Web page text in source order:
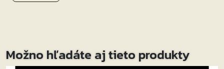
uzamknutím
(zámky sú súčasťou balenia).
Možno hľadáte aj tieto produkty